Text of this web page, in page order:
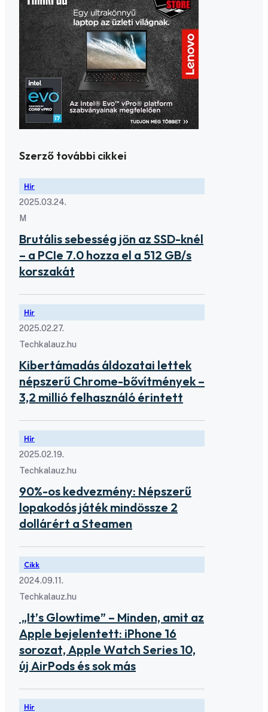
Szerző további cikkei
Hír
2025.03.24.
M
Brutális sebesség jön az SSD-knél
– a PCIe 7.0 hozza el a 512 GB/s
korszakát
Hír
2025.02.27.
Techkalauz.hu
Kibertámadás áldozatai lettek
népszerű Chrome-bővítmények –
3,2 millió felhasználó érintett
Hír
2025.02.19.
Techkalauz.hu
90%-os kedvezmény: Népszerű
lopakodós játék mindössze 2
dollárért a Steamen
Cikk
2024.09.11.
Techkalauz.hu
„It’s Glowtime” – Minden, amit az
Apple bejelentett: iPhone 16
sorozat, Apple Watch Series 10,
új AirPods és sok más
Hír